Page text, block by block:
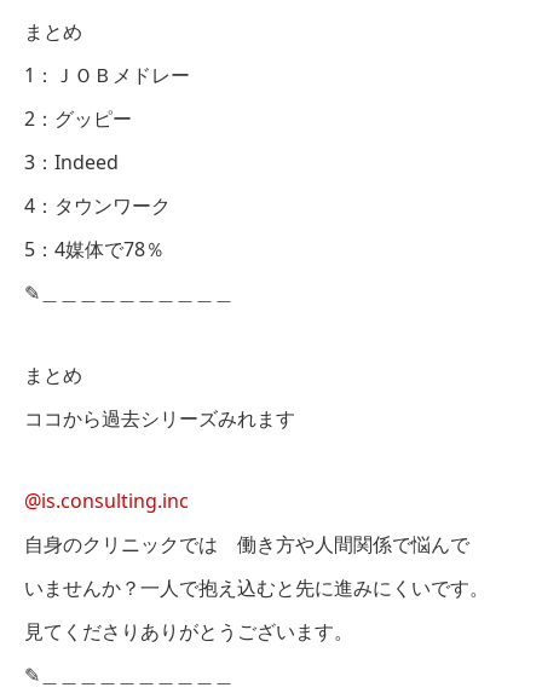
まとめ
1：ＪＯＢメドレー
2：グッピー
3：Indeed
4：タウンワーク
5：4媒体で78％
✎︎＿＿＿＿＿＿＿＿＿＿
まとめ
ココから過去シリーズみれます
@is.consulting.inc
自身のクリニックでは 働き方や人間関係で悩んで
いませんか？一人で抱え込むと先に進みにくいです。
見てくださりありがとうございます。
✎︎＿＿＿＿＿＿＿＿＿＿